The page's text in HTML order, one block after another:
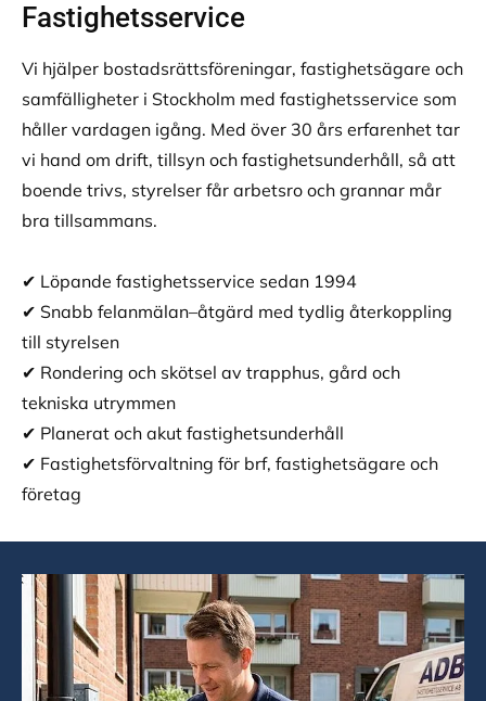
Fastighetsservice
Vi hjälper bostadsrättsföreningar, fastighetsägare och
samfälligheter i Stockholm med fastighetsservice som
håller vardagen igång. Med över 30 års erfarenhet tar
vi hand om drift, tillsyn och fastighetsunderhåll, så att
boende trivs, styrelser får arbetsro och grannar mår
bra tillsammans.
✔︎ Löpande fastighetsservice sedan 1994
✔︎ Snabb felanmälan–åtgärd med tydlig återkoppling
till styrelsen
✔︎ Rondering och skötsel av trapphus, gård och
tekniska utrymmen
✔︎ Planerat och akut fastighetsunderhåll
✔︎ Fastighetsförvaltning för brf, fastighetsägare och
företag